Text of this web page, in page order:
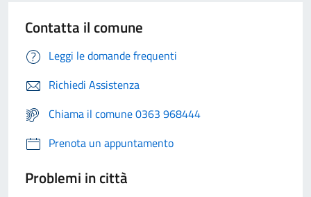
Contatta il comune
Leggi le domande frequenti
Richiedi Assistenza
Chiama il comune 0363 968444
Prenota un appuntamento
Problemi in città